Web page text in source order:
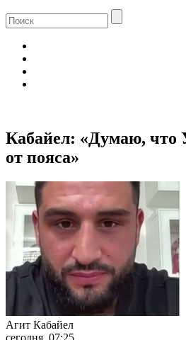
Кабайел: «Думаю, что
от пояса»
Агит Кабайел
сегодня, 07:25